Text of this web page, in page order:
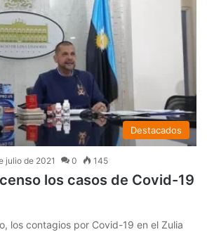
Destacados
julio de 2021 0 145
los casos de Covid-19
los contagios por Covid-19 en el Zulia